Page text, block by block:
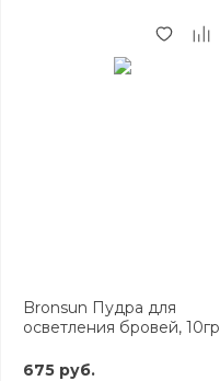
Bronsun Пудра для
осветления бровей, 10гр
675 руб.